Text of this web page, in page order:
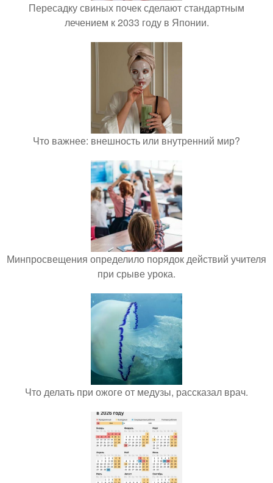
Пересадку свиных почек сделают стандартным
лечением к 2033 году в Японии.
Что важнее: внешность или внутренний мир?
Минпросвещения определило порядок действий учителя
при срыве урока.
Что делать при ожоге от медузы, рассказал врач.